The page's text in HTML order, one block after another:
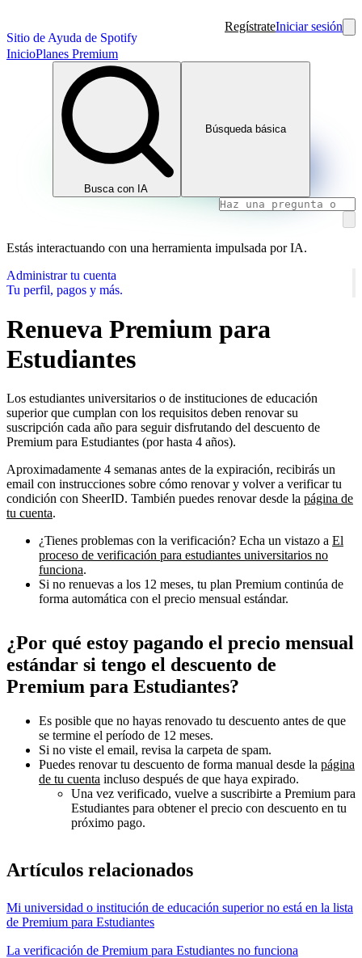
Sitio de Ayuda de Spotify
RegístrateIniciar sesión
InicioPlanes Premium
Busca con IA
Búsqueda básica
Estás interactuando con una herramienta impulsada por IA.
Administrar tu cuenta
Tu perfil, pagos y más.
Renueva Premium para
Estudiantes
Los estudiantes universitarios o de instituciones de educación
superior que cumplan con los requisitos deben renovar su
suscripción cada año para seguir disfrutando del descuento de
Premium para Estudiantes (por hasta 4 años).
Aproximadamente 4 semanas antes de la expiración, recibirás un
email con instrucciones sobre cómo renovar y volver a verificar tu
condición con SheerID. También puedes renovar desde la página de
tu cuenta.
¿Tienes problemas con la verificación? Echa un vistazo a El
proceso de verificación para estudiantes universitarios no
funciona.
Si no renuevas a los 12 meses, tu plan Premium continúa de
forma automática con el precio mensual estándar.
¿Por qué estoy pagando el precio mensual
estándar si tengo el descuento de
Premium para Estudiantes?
Es posible que no hayas renovado tu descuento antes de que
se termine el período de 12 meses.
Si no viste el email, revisa la carpeta de spam.
Puedes renovar tu descuento de forma manual desde la página
de tu cuenta incluso después de que haya expirado.
Una vez verificado, vuelve a suscribirte a Premium para
Estudiantes para obtener el precio con descuento en tu
próximo pago.
Artículos relacionados
Mi universidad o institución de educación superior no está en la lista
de Premium para Estudiantes
La verificación de Premium para Estudiantes no funciona